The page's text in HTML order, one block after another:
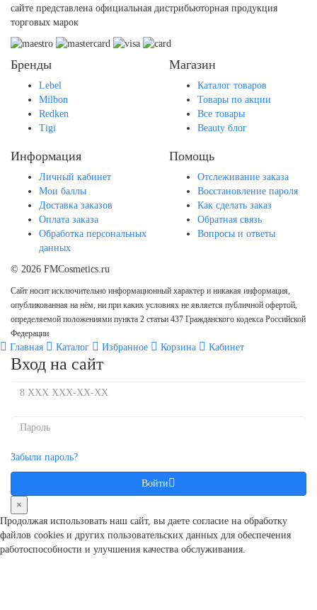
сайте представлена официальная дистрибьюторная продукция
торговых марок
Бренды
Lebel
Milbon
Redken
Tigi
Магазин
Каталог товаров
Товары по акции
Все товары
Beauty блог
Информация
Личный кабинет
Мои баллы
Доставка заказов
Оплата заказа
Обработка персональных
данных
Помощь
Отслеживание заказа
Восстановление пароля
Как сделать заказ
Обратная связь
Вопросы и ответы
© 2026 FMCosmetics.ru
Сайт носит исключительно информационный характер и никакая информация,
опубликованная на нём, ни при каких условиях не является публичной офертой,
определяемой положениями пункта 2 статьи 437 Гражданского кодекса Российской
Федерации
Главная Каталог Избранное Корзина Кабинет
Вход на сайт
Забыли пароль?
Войти
×
Продолжая использовать наш сайт, вы даете согласие на обработку
файлов cookies и других пользовательcких данных для обеспечения
работоспособности и улучшения качества обслуживания.